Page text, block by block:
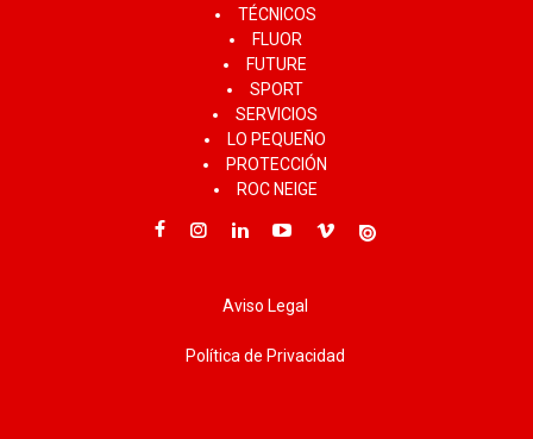
TÉCNICOS
FLUOR
FUTURE
SPORT
SERVICIOS
LO PEQUEÑO
PROTECCIÓN
ROC NEIGE
Aviso Legal
Política de Privacidad